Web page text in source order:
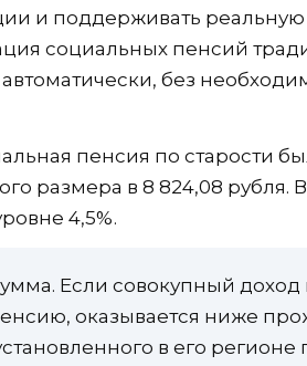
и поддерживать реальную
социальных пенсий
без
пенсия по старости
размера в 8 824,08 рубля.
4,5%.
Если совокупный
оказывается ниже
в его